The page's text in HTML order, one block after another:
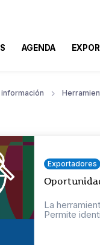
AGENDA
Exportadores
La
Permite